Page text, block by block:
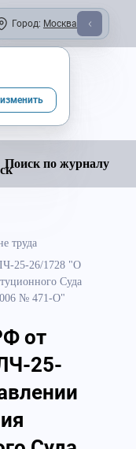
Город: Москва
Поиск по журналу
труда
25-26/1728 "О
Суда
№ 471-О"
от
25-